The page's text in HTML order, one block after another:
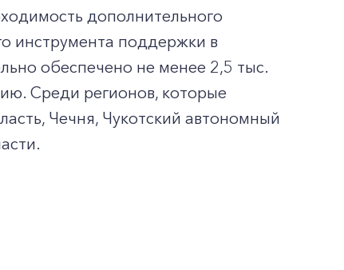
дополнительного
инструмента поддержки в
обеспечено не менее 2,5 тыс.
Среди регионов, которые
Чечня, Чукотский автономный